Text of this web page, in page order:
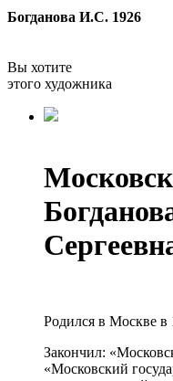
Богданова И.С. 1926
Вы хотите
этого художника
Родился в Москве в
Закончил:
«Московский